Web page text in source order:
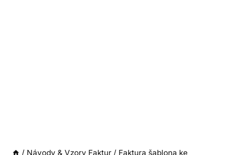
/ Návody & Vzory Faktur / Faktura šablona ke